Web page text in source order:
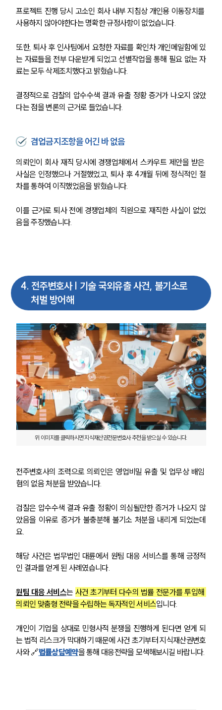
그룹소개
대륜의 강점
오시는 길
글로벌 파트너 로펌
통합검색
AI대륜
프로젝트 진행 당시 고소인 회사 내부 지침상 개인용 이동장치를
사용하지 않아야한다는 명확한 규정사항이 없었습니다.
또한, 퇴사 후 인사팀에서 요청한 자료를 확인차 개인메일함에 있
는 자료들을 전부 다운받게 되었고 선별작업을 통해 필요 없는 자
료는 모두 삭제조치했다고 밝혔습니다.
결정적으로 검찰의 압수수색 결과 유출 정황 증거가 나오지 않았
다는 점을 변론의 근거로 들었습니다.
겸업금지조항을 어긴 바 없음
의뢰인이 회사 재직 당시에 경쟁업체에서 스카우트 제안을 받은
사실은 인정했으나 거절했었고, 퇴사 후 4개월 뒤에 정식적인 절
차를 통하여 이직했었음을 밝혔습니다.
이를 근거로 퇴사 전에 경쟁업체의 직원으로 재직한 사실이 없었
음을 주장했습니다.
4. 전주변호사 | 기술 국외유출 사건, 불기소로
처벌 방어해
위 이미지를 클릭하시면 지식재산권전문변호사 추천을 받으실 수 있습니다.
전주변호사의 조력으로 의뢰인은 영업비밀 유출 및 업무상 배임
혐의 없음 처분을 받았습니다.
검찰은 압수수색 결과 유출 정황이 의심될만한 증거가 나오지 않
았음을 이유로 증거가 불충분해 불기소 처분을 내리게 되었는데
요.
해당 사건은 법무법인 대륜에서 원팀 대응 서비스를 통해 긍정적
인 결과를 얻게 된 사례였습니다.
원팀 대응 서비스는 사건 초기부터 다수의 법률 전문가를 투입해
의뢰인 맞춤형 전략을 수립하는 독자적인 서비스입니다.
개인이 기업을 상대로 민형사적 분쟁을 진행하게 된다면 얻게 되
는 법적 리스크가 막대하기 때문에 사건 초기부터 지식재산권변호
사와 🔗법률상담예약을 통해 대응전략을 모색해보시길 바랍니다.